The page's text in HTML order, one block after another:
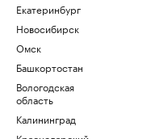
Екатеринбург
Новосибирск
Омск
Башкортостан
Вологодская
область
Калининград